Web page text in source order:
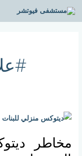
تخطي
إلى
مخاطر
مخاطر
منزلي
للبنات